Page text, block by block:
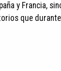
y Francia,
que